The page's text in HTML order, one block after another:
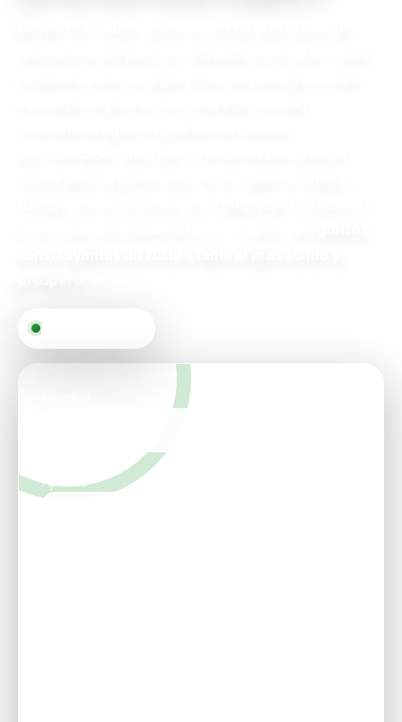
Envíanos tu CV
Apellido